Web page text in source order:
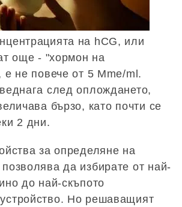
на hCG, или
​​още - "хормон на
е не повече от 5 Mme/ml.
след оплождането,
бързо, като почти се
2 дни.
за определяне на
да избирате от най-
до най-скъпото
Но решаващият